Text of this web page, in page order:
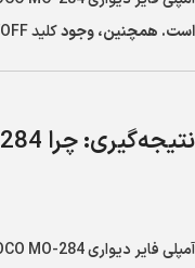
است. همچنین، وجودکلید ON/OFF
نتیجه‌گیری: چرا MOCO MO-284 انتخاب هوشمندانه شماست؟
آمپلی فایر دیواری MOCO MO-284